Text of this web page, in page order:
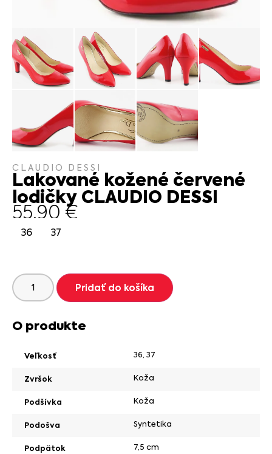
CLAUDIO DESSI
Lakované kožené červené
lodičky CLAUDIO DESSI
55.90 €
36 37
Pridať do košíka
O produkte
Veľkosť 36, 37
Zvršok Koža
Podšívka Koža
Podošva Syntetika
Podpätok 7,5 cm